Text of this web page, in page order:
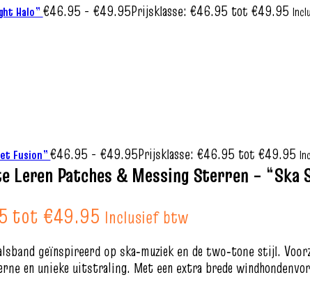
Halo” €46.95 - €49.95Prijsklasse: €46.95 tot €49.95
Fusion”€46.95 - €49.95Prijsklasse: €46.95 tot €49.95
Patches & Messing Sterren – “Ska
tot €49.95 Inclusief btw
geïnspireerd op ska‑muziek en de two‑tone stijl.
en unieke uitstraling. Met een extra brede